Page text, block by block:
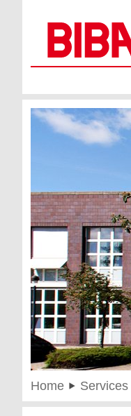
Home Services